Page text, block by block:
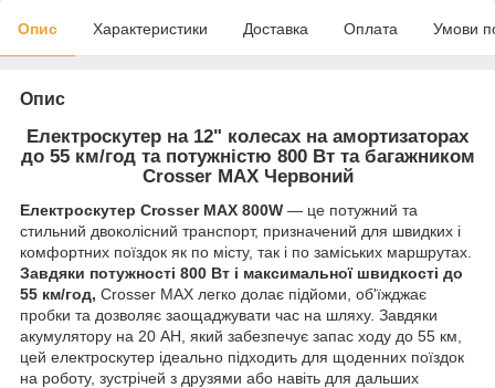
Опис Характеристики Доставка Оплата Умови
Опис
Електроскутер на 12" колесах на амортизаторах
до 55 км/год та потужністю 800 Вт та багажником
Crosser MAX Червоний
Електроскутер Crosser MAX 800W — це потужний та
стильний двоколісний транспорт, призначений для швидких і
комфортних поїздок як по місту, так і по заміських маршрутах.
Завдяки потужності 800 Вт і максимальної швидкості до
55 км/год, Crosser MAX легко долає підйоми, об'їжджає
пробки та дозволяє заощаджувати час на шляху. Завдяки
акумулятору на 20 AH, який забезпечує запас ходу до 55 км,
цей електроскутер ідеально підходить для щоденних поїздок
на роботу, зустрічей з друзями або навіть для дальших